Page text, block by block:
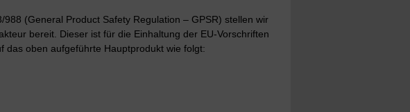
(General Product Safety Regulation – GPSR) stellen wir
bereit. Dieser ist für die Einhaltung der EU-Vorschriften
das oben aufgeführte Hauptprodukt wie folgt: